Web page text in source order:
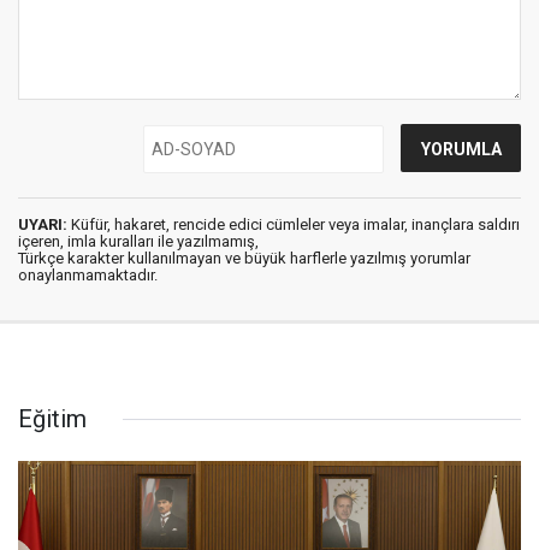
UYARI: Küfür, hakaret, rencide edici cümleler veya imalar, inançlara saldırı
içeren, imla kuralları ile yazılmamış,
Türkçe karakter kullanılmayan ve büyük harflerle yazılmış yorumlar
onaylanmamaktadır.
Eğitim